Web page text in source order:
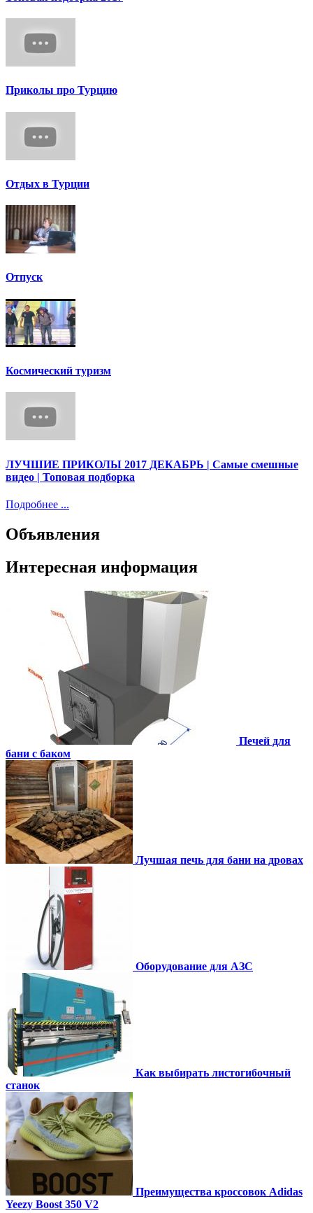
Приколы про Турцию
Отдых в Турции
Отпуск
Космический туризм
ЛУЧШИЕ ПРИКОЛЫ 2017 ДЕКАБРЬ | Cамые смешные
видео | Топовая подборка
Подробнее ...
Объявления
Интересная информация
Печей для
бани с баком
Лучшая печь для бани на дровах
Оборудование для АЗС
Как выбирать листогибочный
станок
Преимущества кроссовок Adidas
Yeezy Boost 350 V2